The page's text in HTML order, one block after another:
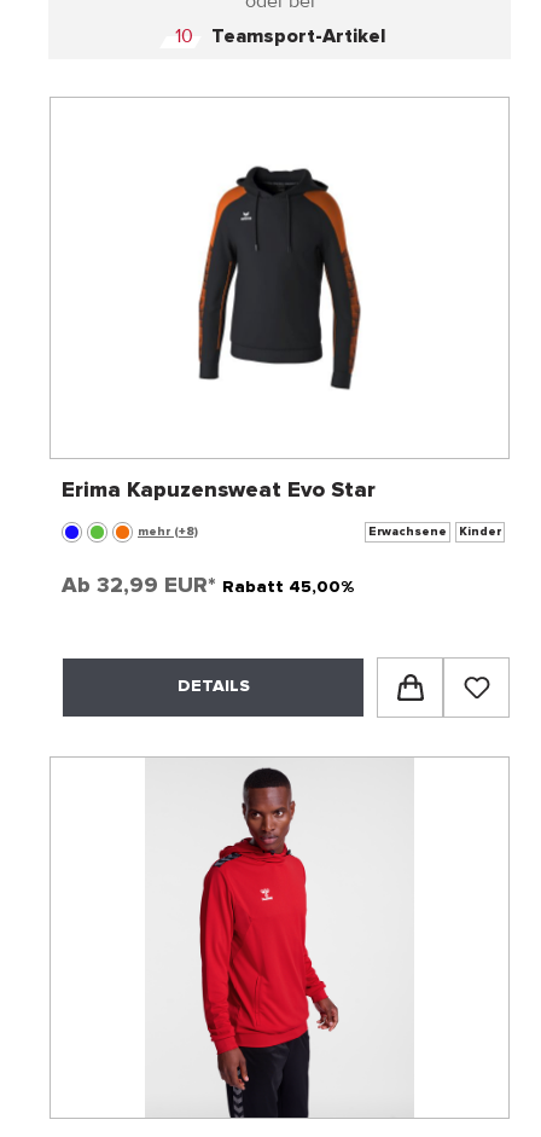
10
Teamsport-Artikel
Erima Kapuzensweat Evo Star
mehr (+8) Erwachsene Kinder
Ab 32,99 EUR* Rabatt 45,00%
DETAILS